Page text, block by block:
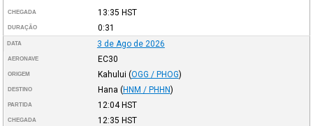
CHEGADA 13:35 HST
DURAÇÃO 0:31
DATA 3 de Ago de 2026
AERONAVE EC30
ORIGEM Kahului (OGG / PHOG)
DESTINO Hana (HNM / PHHN)
PARTIDA 12:04HST
CHEGADA 12:35 HST